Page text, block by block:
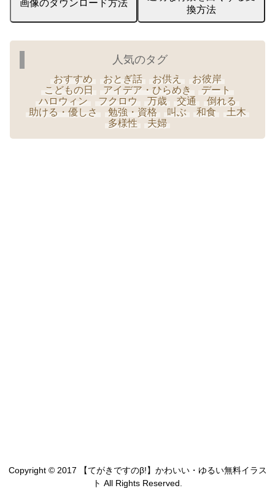
画像のダウンロード方法
換方法
人気のタグ
おすすめ おとぎ話 お供え
お彼岸
こどもの日
アイデア・ひらめき
デート
ハロウィン
フクロウ 万歳 交通
倒れる
助ける・優しさ
勉強・資格 叫ぶ 和食
土木
多様性
夫婦
Copyright © 2017 【てがきですのβ!】かわいい・ゆるい無料イラス
ト All Rights Reserved.